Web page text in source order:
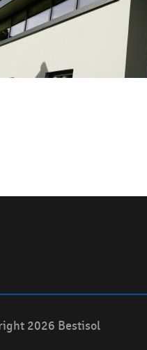
2026 Bestisol